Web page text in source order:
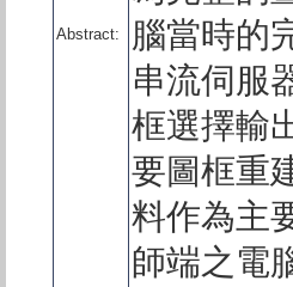
Abstract:
腦當時的
串流伺服
框選擇輸
要圖框重
料作為主
師端之電